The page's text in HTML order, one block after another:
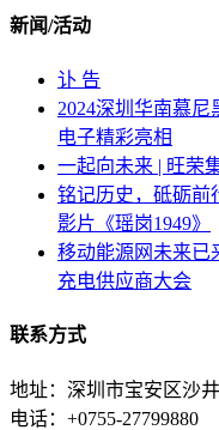
新闻/活动
讣 告
2024深圳华南慕
电子精彩亮相
一起向未来 | 旺荣
铭记历史，砥砺
影片《瑶岗1949》
移动能源网未来已
充电供应商大会
联系方式
地址：深圳市宝安区沙
电话：+0755-27799880